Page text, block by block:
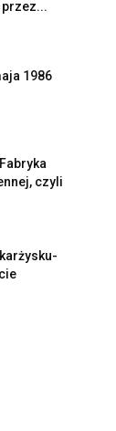
1986
czyli